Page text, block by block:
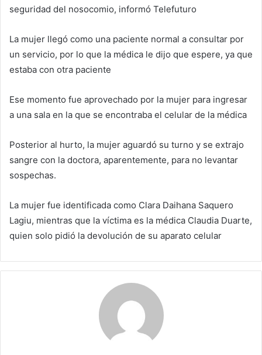
seguridad del nosocomio, informó Telefuturo
La mujer llegó como una paciente normal a consultar por
un servicio, por lo que la médica le dijo que espere, ya que
estaba con otra paciente
Ese momento fue aprovechado por la mujer para ingresar
a una sala en la que se encontraba el celular de la médica
Posterior al hurto, la mujer aguardó su turno y se extrajo
sangre con la doctora, aparentemente, para no levantar
sospechas.
La mujer fue identificada como Clara Daihana Saquero
Lagiu, mientras que la víctima es la médica Claudia Duarte,
quien solo pidió la devolución de su aparato celular